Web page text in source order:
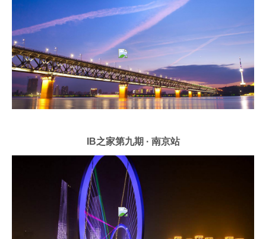
IB之家第九期 · 南京站